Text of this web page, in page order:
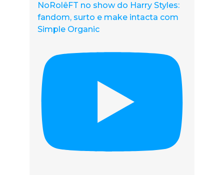
NoRolêFT no show do Harry Styles:
fandom, surto e make intacta com
Simple Organic